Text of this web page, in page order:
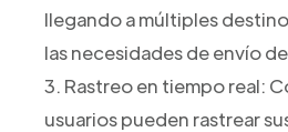
llegando a múltiples
las necesidades de envío
3. Rastreo en tiempo real:
usuarios pueden rastrear